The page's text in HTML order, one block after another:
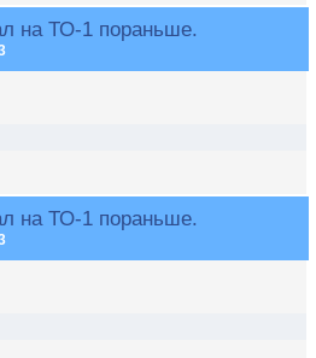
на ТО-1 пораньше.
на ТО-1 пораньше.